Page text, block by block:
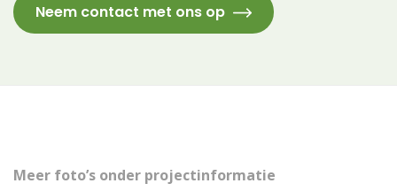
Neem contact met ons op
Meer foto’s onder projectinformatie